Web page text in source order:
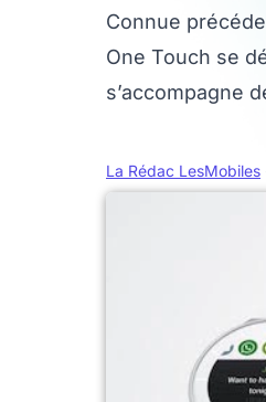
Connue
One Touch se
s’accompagne
La Rédac LesMobiles